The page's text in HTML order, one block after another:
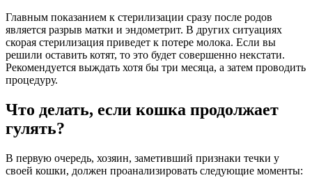
Главным показанием к стерилизации сразу после родов
является разрыв матки и эндометрит. В других ситуациях
скорая стерилизация приведет к потере молока. Если вы
решили оставить котят, то это будет совершенно некстати.
Рекомендуется выждать хотя бы три месяца, а затем проводить
процедуру.
Что делать, если кошка продолжает
гулять?
В первую очередь, хозяин, заметивший признаки течки у
своей кошки, должен проанализировать следующие моменты: